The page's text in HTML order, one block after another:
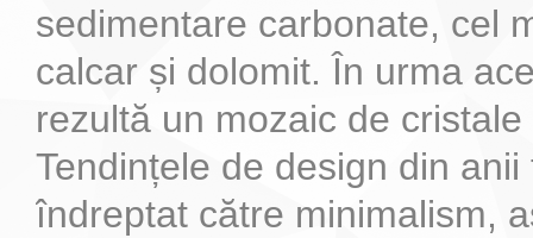
sedimentare carbonate, cel
calcar și dolomit. În urma
rezultă un mozaic de
Tendințele de design din
îndreptat către minimalism,